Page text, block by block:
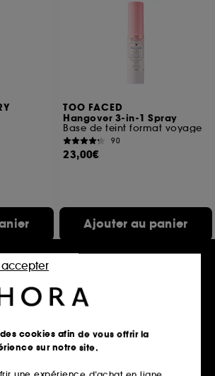
TOO FACED
Hangover 3-in-1 Spray
Base de teint format voyage
90
23,00€
Ajouter au panier
cookies afin de vous offrir la
sur notre site.
accepter